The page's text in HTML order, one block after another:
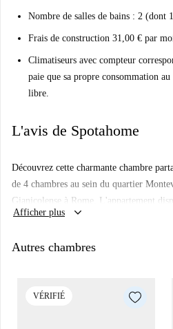
Nombre de salles de bains : 2 (dont
Frais de construction 31,00 € par
Climatiseurs avec compteur
paie que sa propre consommation
libre.
L'avis de Spotahome
Découvrez cette charmante chambre
de 4 chambres au sein du quartier
Gianicolense à Rome. L'appartement
cuisine entièrement équipée et d'un
actives, des couples et des étudiantes.
Le quartier Monteverde Nuovo
Afficher plus keyboard_arrow_down
Autres chambres
VÉRIFIÉ